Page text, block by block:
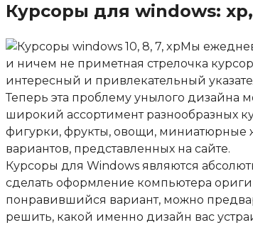
Курсоры для windows:
Мы
и ничем не приметная стрелочка
интересный и привлекательный
Теперь эта проблему унылого дизайна
широкий ассортимент разнообразных
фигурки, фрукты, овощи, миниатюрные
вариантов, представленных на сайте.
Курсоры для Windows являются
сделать оформление компьютера
понравившийся вариант, можно
решить, какой именно дизайн вас